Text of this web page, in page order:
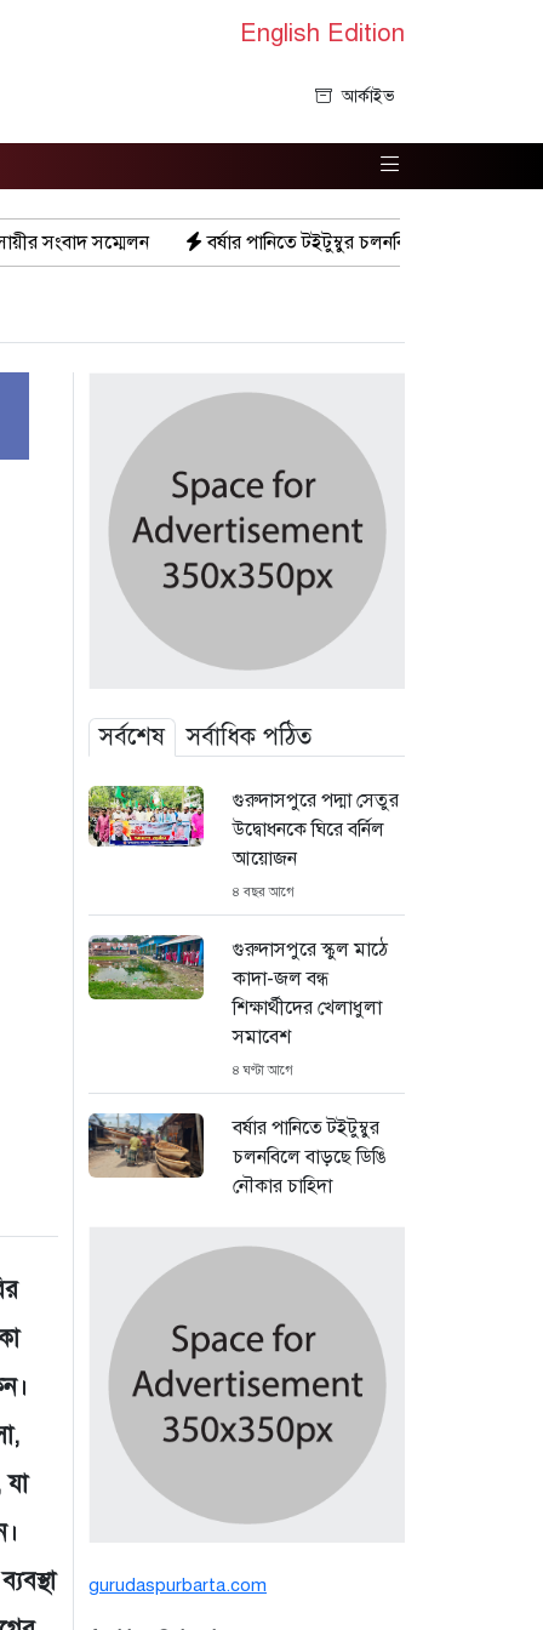
English Edition
আর্কাইভ
বর্ষার পানিতে টইটুম্বুর চলনবিলাঞ্চলে বাড়ছে ডিঙি নৌকার চাহিদা
সর্বশেষ সর্বাধিক পঠিত
গুরুদাসপুরে পদ্মা সেতুর
উদ্বোধনকে ঘিরে বর্নিল
আয়োজন
৪ বছর আগে
গুরুদাসপুরে স্কুল মাঠে
কাদা-জল বন্ধ
শিক্ষার্থীদের খেলাধুলা
সমাবেশ
৪ ঘণ্টা আগে
বর্ষার পানিতে টইটুম্বুর
চলনবিলে বাড়ছে ডিঙি
নৌকার চাহিদা
সিন্ডিকেটের কবজায়
পাটের বাজার, দাম
বিপর্যয়ে চাষীদের ক্ষোভ
২ দিন আগে
শঙ্কিত জীবন-অনিরাপদ
ব্যবসা প্রতিষ্ঠান নিরাপত্তা
চেয়ে ব্যবসায়ীর সংবাদ
সম্মেলন
gurudaspurbarta.com